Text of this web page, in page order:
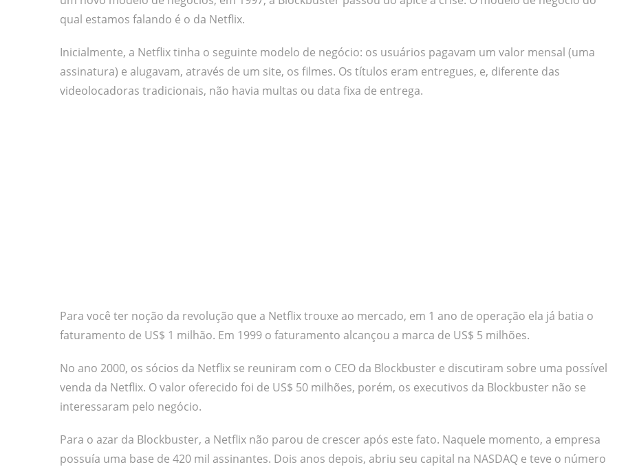
qual estamos falando é o da Netflix.
Inicialmente, a Netflix tinha o seguinte modelo de negócio: os usuários pagavam um valor mensal (uma
assinatura) e alugavam, através de um site, os filmes. Os títulos eram entregues, e, diferente das
videolocadoras tradicionais, não havia multas ou data fixa de entrega.
Para você ter noção da revolução que a Netflix trouxe ao mercado, em 1 ano de operação ela já batia o
faturamento de US$ 1 milhão. Em 1999 o faturamento alcançou a marca de US$ 5 milhões.
No ano 2000, os sócios da Netflix se reuniram com o CEO da Blockbuster e discutiram sobre uma possível
venda da Netflix. O valor oferecido foi de US$ 50 milhões, porém, os executivos da Blockbuster não se
interessaram pelo negócio.
Para o azar da Blockbuster, a Netflix não parou de crescer após este fato. Naquele momento, a empresa
possuía uma base de 420 mil assinantes. Dois anos depois, abriu seu capital na NASDAQ e teve o número